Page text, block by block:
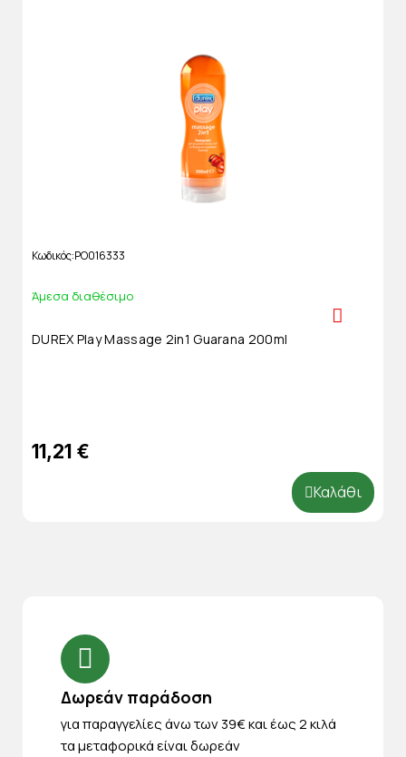
Κωδικός PO016333
Άμεσα διαθέσιμο
DUREX Play Massage 2in1 Guarana 200ml
11,21 €
Καλάθι
Δωρεάν παράδοση
για παραγγελίες άνω των 39€ και έως 2 κιλά
τα μεταφορικά είναι δωρεάν